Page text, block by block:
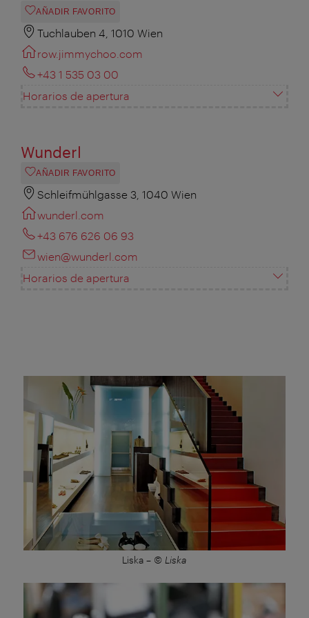
AÑADIR FAVORITO
Tuchlauben 4, 1010 Wien
row.jimmychoo.com
+43 1 535 03 00
Horarios de apertura
Wunderl
AÑADIR FAVORITO
Schleifmühlgasse 3, 1040 Wien
wunderl.com
+43 676 626 06 93
wien@wunderl.com
Horarios de apertura
Liska – © Liska